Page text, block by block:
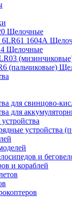
Щелочные
6LR61 1604A
Щелочные
(пальчиковые)
для свинцово-
для
устройства
и
и кораблей